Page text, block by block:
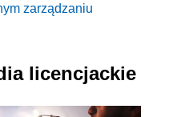
zarządzaniu
licencjackie